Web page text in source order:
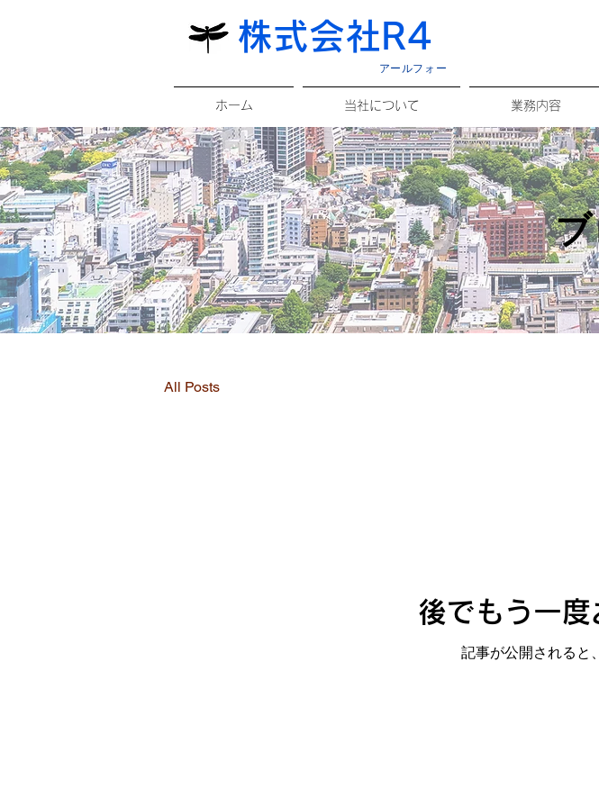
株式会社R4
アールフォー
ホーム 当社について 業務内容
All Posts
後でもう一
記事が公開されると